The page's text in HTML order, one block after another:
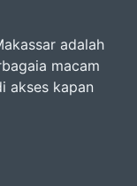
adalah
macam
akses kapan